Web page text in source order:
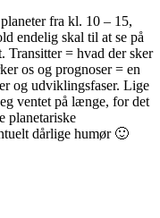
fra kl. 10 – 15,
endelig skal til at se på
Transitter = hvad der sker
os og prognoser = en
og udviklingsfaser. Lige
ventet på længe, for det
planetariske
dårlige humør 🙂